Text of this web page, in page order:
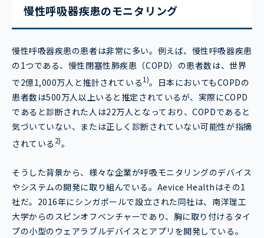
慢性呼吸器疾患のモニタリング
慢性呼吸器疾患の患者は非常に多い。例えば、慢性呼吸器疾患
の1つである、慢性閉塞性肺疾患（COPD）の患者数は、世界
で2億1,000万人と推計されている1)。日本においてもCOPDの
患者数は500万人以上いると推定されているが、実際にCOPD
であると診断された人は22万人となっており、COPDであると
気づいていない、または正しく診断されていない可能性が指摘
されている 2)。
そうした背景から、様々な企業が呼吸モニタリングのデバイス
やシステムの開発に取り組んでいる。Aevice Healthはその1
社だ。2016年にシンガポールで設立された同社は、南洋理工
大学からのスピンオフベンチャーであり、胸に取り付けるタイ
プの小型のウェアラブルデバイスとアプリを開発している。